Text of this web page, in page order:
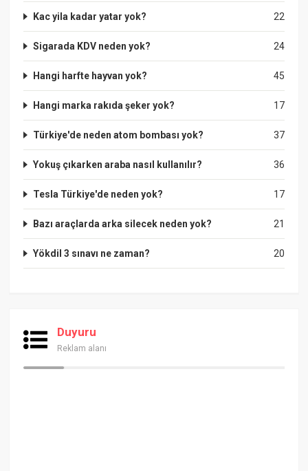
22
Kac yila kadar yatar yok?
24
Sigarada KDV neden yok?
45
Hangi harfte hayvan yok?
17
Hangi marka rakıda şeker yok?
37
Türkiye'de neden atom bombası yok?
36
Yokuş çıkarken araba nasıl kullanılır?
17
Tesla Türkiye'de neden yok?
21
Bazı araçlarda arka silecek neden yok?
20
Yökdil 3 sınavı ne zaman?
Duyuru
Reklam alanı